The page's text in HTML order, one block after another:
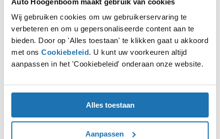
Wij gebruiken cookies om uw gebruikerservaring te
verbeteren en om u gepersonaliseerde content aan te
bieden. Door op 'Alles toestaan' te klikken gaat u akkoord
met ons Cookiebeleid. U kunt uw voorkeuren altijd
aanpassen in het 'Cookiebeleid' onderaan onze website.
Alles toestaan
Aanpassen
Application error: aclient-side exception has occurred while
loadingwww.autohoogenboom.nl (see the browser console
more information).